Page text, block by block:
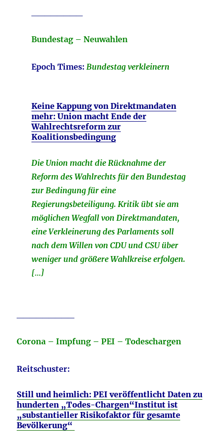
Bundestag – Neuwahlen
Epoch Times: Bundestag verkleinern
Keine Kappung von Direktmandaten
mehr: Union macht Ende der
Wahlrechtsreform zur
Koalitionsbedingung
Die Union macht die Rücknahme der
Reform des Wahlrechts für den Bundestag
zur Bedingung für eine
Regierungsbeteiligung. Kritik übt sie am
möglichen Wegfall von Direktmandaten,
eine Verkleinerung des Parlaments soll
nach dem Willen von CDU und CSU über
weniger und größere Wahlkreise erfolgen.
[…]
Corona – Impfung – PEI – Todeschargen
Reitschuster:
Still und heimlich: PEI veröffentlicht Daten zu
hunderten „Todes-Chargen“Institut ist
„substantieller Risikofaktor für gesamte
Bevölkerung“